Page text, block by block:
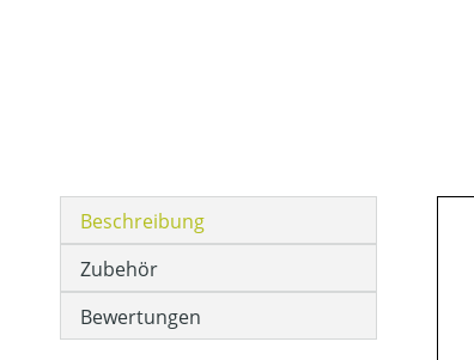
Beschreibung
Zubehör
Bewertungen